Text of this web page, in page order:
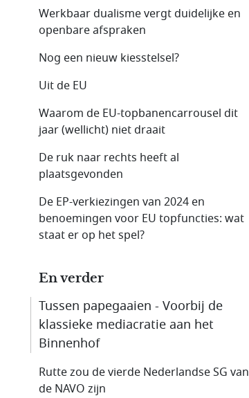
Werkbaar dualisme vergt duidelijke en
openbare afspraken
Nog een nieuw kiesstelsel?
Uit de EU
Waarom de EU-topbanencarrousel dit
jaar (wellicht) niet draait
De ruk naar rechts heeft al
plaatsgevonden
De EP-verkiezingen van 2024 en
benoemingen voor EU topfuncties: wat
staat er op het spel?
En verder
Tussen papegaaien - Voorbij de
klassieke mediacratie aan het
Binnenhof
Rutte zou de vierde Nederlandse SG van
de NAVO zijn